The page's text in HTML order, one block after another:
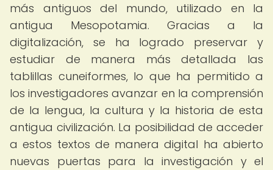
más antiguos del mundo, utilizado en la
antigua Mesopotamia. Gracias a la
digitalización, se ha logrado preservar y
estudiar de manera más detallada las
tablillas cuneiformes, lo que ha permitido a
los investigadores avanzar en la comprensión
de la lengua, la cultura y la historia de esta
antigua civilización. La posibilidad de acceder
a estos textos de manera digital ha abierto
nuevas puertas para la investigación y el